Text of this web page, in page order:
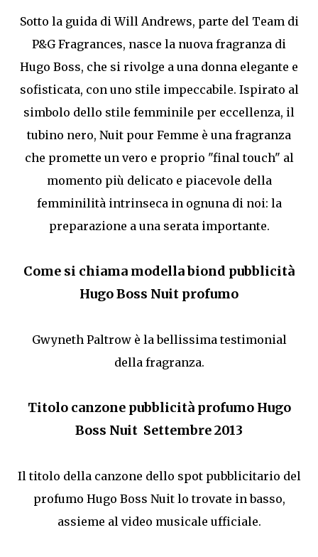
Sotto la guida di Will Andrews, parte del Team di
P&G Fragrances, nasce la nuova fragranza di
Hugo Boss, che si rivolge a una donna elegante e
sofisticata, con uno stile impeccabile. Ispirato al
simbolo dello stile femminile per eccellenza, il
tubino nero, Nuit pour Femme è una fragranza
che promette un vero e proprio "final touch" al
momento più delicato e piacevole della
femminilità intrinseca in ognuna di noi: la
preparazione a una serata importante.
Come si chiama modella biond pubblicità
Hugo Boss Nuit profumo
Gwyneth Paltrow è la bellissima testimonial
della fragranza.
Titolo canzone pubblicità profumo Hugo
Boss Nuit Settembre 2013
Il titolo della canzone dello spot pubblicitario del
profumo Hugo Boss Nuit lo trovate in basso,
assieme al video musicale ufficiale.